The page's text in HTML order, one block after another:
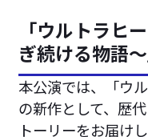
「ウルトラヒ
ぎ続ける物語
本公演では、「ウ
の新作として、歴
トーリーをお届け